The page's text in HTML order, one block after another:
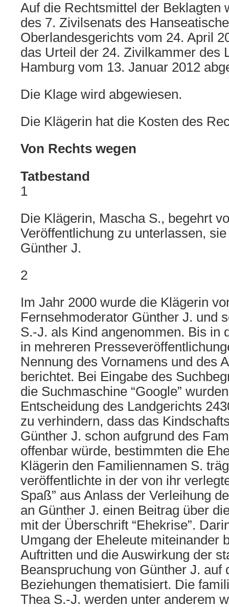
Auf die Rechtsmittel der Beklagten
des 7. Zivilsenats des
Oberlandesgerichts vom 24. April
das Urteil der 24. Zivilkammer des
Hamburg vom 13. Januar 2012
Die Klage wird abgewiesen.
Die Klägerin hat die Kosten des
Von Rechts wegen
Tatbestand
1
Die Klägerin, Mascha S., begehrt
Veröffentlichung zu unterlassen,
Günther J.
2
Im Jahr 2000 wurde die Klägerin
Fernsehmoderator Günther J. und
S.-J. als Kind angenommen. Bis in
in mehreren
Nennung des Vornamens und des
berichtet. Bei Eingabe des
die Suchmaschine “Google”
Entscheidung des Landgerichts
zu verhindern, dass das
Günther J. schon aufgrund des
offenbar würde, bestimmten die
Klägerin den Familiennamen S.
veröffentlichte in der von ihr
Spaß” aus Anlass der Verleihung
an Günther J. einen Beitrag über
mit der Überschrift “Ehekrise”.
Umgang der Eheleute miteinander
Auftritten und die Auswirkung der
Beanspruchung von Günther J. auf
Beziehungen thematisiert. Die
Thea S.-J. werden unter anderem